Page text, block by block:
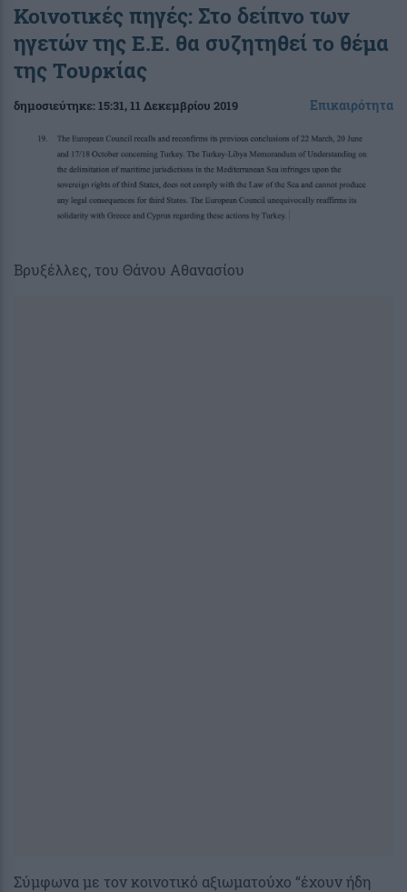
Κοινοτικές πηγές: Στο δείπνο των
ηγετών της Ε.Ε. θα συζητηθεί το θέμα
της Τουρκίας
δημοσιεύτηκε:15:31, 11 Δεκεμβρίου 2019 Επικαιρότητα
Bρυξέλλες, του Θάνου Αθανασίου
Σύμφωνα με τον κοινοτικό αξιωματούχο “έχουν ήδη